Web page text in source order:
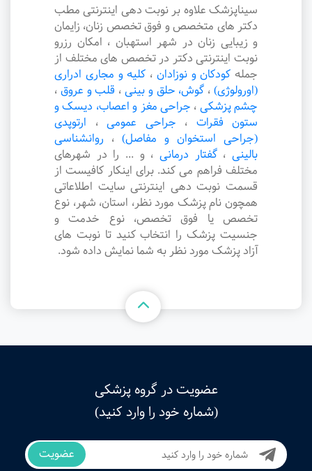
سیناپزشک علاوه بر نوبت دهی اینترنتی مطب
دکتر های متخصص و فوق تخصص زنان، زایمان
و زیبایی زنان در شهر استهبان ، امکان رزرو
نوبت اینترنتی دکتر در تخصص های مختلف از
جمله کودکان و نوزادان ، کلیه و مجاری ادراری
(اورولوژی) ، گوش، حلق و بینی ، قلب و عروق ،
چشم پزشکی ، جراحی مغز و اعصاب، دیسک و
ستون فقرات ، جراحی عمومی ، ارتوپدی
(جراحی استخوان و مفاصل) ، روانشناسی
بالینی ،گفتار درمانی ، و ... را در شهرهای
مختلف فراهم می کند. برای اینکار کافیست از
قسمت نوبت دهی اینترنتی سایت اطلاعاتی
همچون نام پزشک مورد نظر، استان، شهر، نوع
تخصص یا فوق تخصص، نوع خدمت و
جنسیت پزشک را انتخاب کنید تا نوبت های
آزاد پزشک مورد نظر به شما نمایش داده شود.
عضویت در گروه پزشکی
(شماره خود را وارد کنید)
عضویت